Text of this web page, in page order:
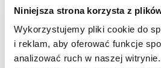
Niniejsza strona korzysta z
Wykorzystujemy pliki cookie do
i reklam, aby oferować funkcje
analizować ruch w naszej
około 4 godzin.
Skutki uboczne
Solpadeine
Solpadeine, ze względu na